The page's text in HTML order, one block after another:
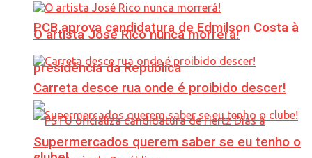
PCB aprova candidatura de Edmilson Costa à
presidência da República
O artista José Rico nunca morrerá!
Carreta desce rua onde é proibido descer!
Supermercados querem saber se eu tenho o